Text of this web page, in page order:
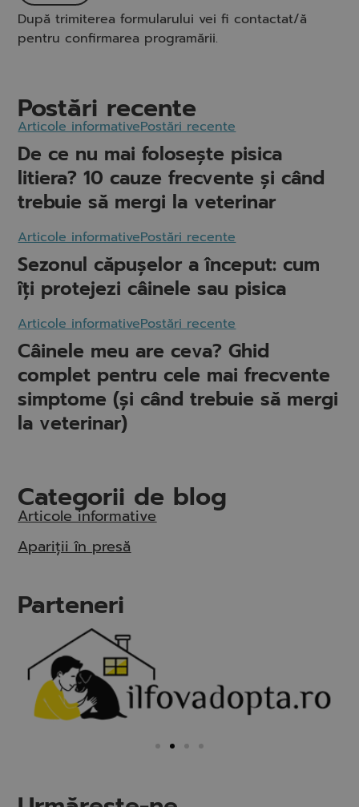
După trimiterea formularului vei fi contactat/ă
pentru confirmarea programării.
Postări recente
Articole informativePostări recente
De ce nu mai folosește pisica
litiera? 10 cauze frecvente și când
trebuie să mergi la veterinar
Articole informativePostări recente
Sezonul căpușelor a început: cum
îți protejezi câinele sau pisica
Articole informativePostări recente
Câinele meu are ceva? Ghid
complet pentru cele mai frecvente
simptome (și când trebuie să mergi
la veterinar)
Categorii de blog
Articole informative
Apariții în presă
Parteneri